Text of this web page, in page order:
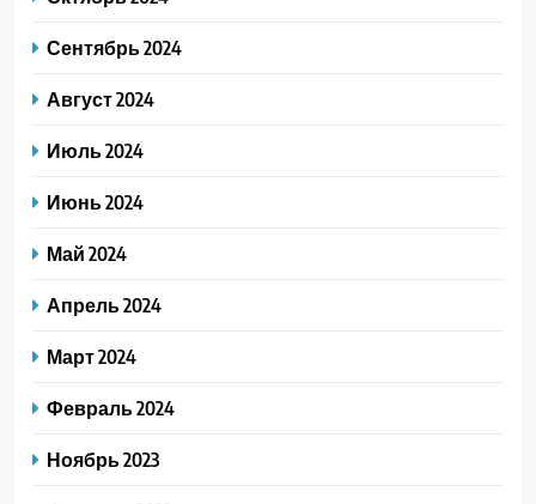
Сентябрь 2024
Август 2024
Июль 2024
Июнь 2024
Май 2024
Апрель 2024
Март 2024
Февраль 2024
Ноябрь 2023